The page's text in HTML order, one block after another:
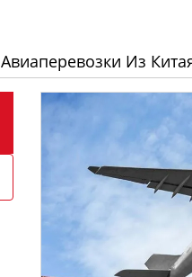
Авиаперевозки Из